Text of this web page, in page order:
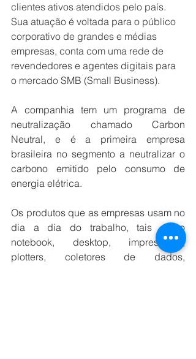
clientes ativos atendidos pelo país.
Sua atuação é voltada para o público
corporativo de grandes e médias
empresas, conta com uma rede de
revendedores e agentes digitais para
o mercado SMB (Small Business).
A companhia tem um programa de
neutralização chamado Carbon
Neutral, e é a primeira empresa
brasileira no segmento a neutralizar o
carbono emitido pelo consumo de
energia elétrica.
Os produtos que as empresas usam no
dia a dia do trabalho, tais como
notebook, desktop, impressoras,
plotters, coletores de dados,